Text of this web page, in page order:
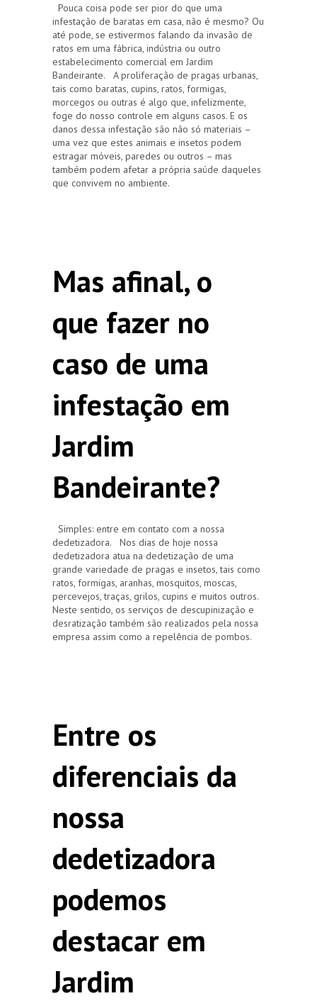
Pouca coisa pode ser pior do que uma
infestação de baratas em casa, não é mesmo? Ou
até pode, se estivermos falando da invasão de
ratos em uma fábrica, indústria ou outro
estabelecimento comercial em Jardim
Bandeirante. A proliferação de pragas urbanas,
tais como baratas, cupins, ratos, formigas,
morcegos ou outras é algo que, infelizmente,
foge do nosso controle em alguns casos. E os
danos dessa infestação são não só materiais –
uma vez que estes animais e insetos podem
estragar móveis, paredes ou outros – mas
também podem afetar a própria saúde daqueles
que convivem no ambiente.
Mas afinal, o
que fazer no
caso de uma
infestação em
Jardim
Bandeirante?
Simples: entre em contato com a nossa
dedetizadora. Nos dias de hoje nossa
dedetizadora atua na dedetização de uma
grande variedade de pragas e insetos, tais como
ratos, formigas, aranhas, mosquitos, moscas,
percevejos, traças, grilos, cupins e muitos outros.
Neste sentido, os serviços de descupinização e
desratização também são realizados pela nossa
empresa assim como a repelência de pombos.
Entre os
diferenciais da
nossa
dedetizadora
podemos
destacar em
Jardim